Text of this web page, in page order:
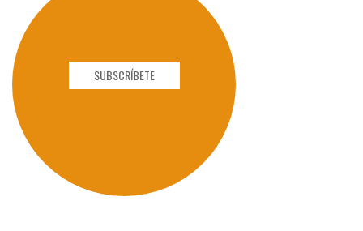
SUBSCRÍBETE